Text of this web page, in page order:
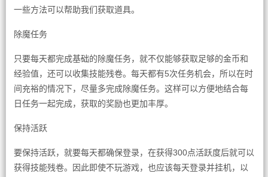
一些方法可以帮助我们获取道具。
除魔任务
只要每天都完成基础的除魔任务，就不仅能够获取足够的金币和
经验值，还可以收集技能残卷。每天都有5次任务机会，所以在时
间充裕的情况下，尽量多完成除魔任务。这样可以方便地结合每
日任务一起完成，获取的奖励也更加丰厚。
保持活跃
要保持活跃，就要每天都确保登录，在获得300点活跃度后就可以
获得技能残卷。因此即使不玩游戏，也应该每天登录并挂机，以